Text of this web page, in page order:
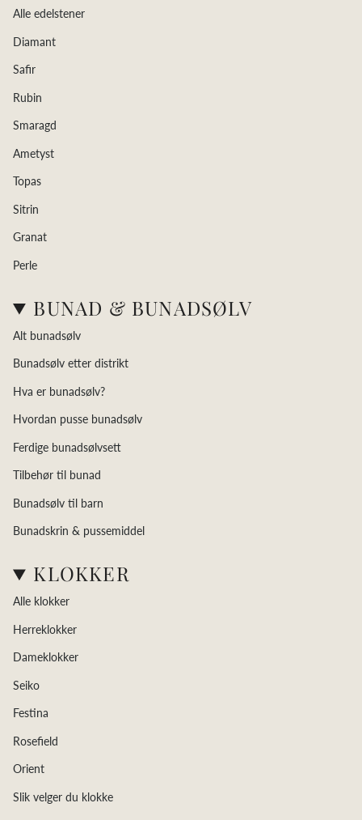
Alle edelstener
Diamant
Safir
Rubin
Smaragd
Ametyst
Topas
Sitrin
Granat
Perle
BUNAD & BUNADSØLV
Alt bunadsølv
Bunadsølv etter distrikt
Hva er bunadsølv?
Hvordan pusse bunadsølv
Ferdige bunadsølvsett
Tilbehør til bunad
Bunadsølv til barn
Bunadskrin & pussemiddel
KLOKKER
Alle klokker
Herreklokker
Dameklokker
Seiko
Festina
Rosefield
Orient
Slik velger du klokke